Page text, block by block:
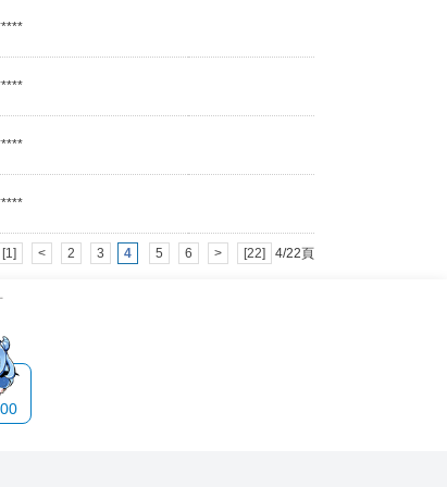
[1] < 2 3 4 5 6 > [22] 4/22頁